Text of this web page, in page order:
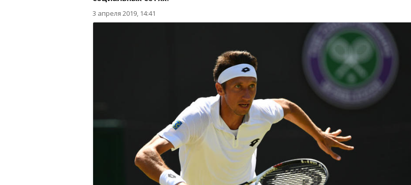
3 апреля 2019, 14:41